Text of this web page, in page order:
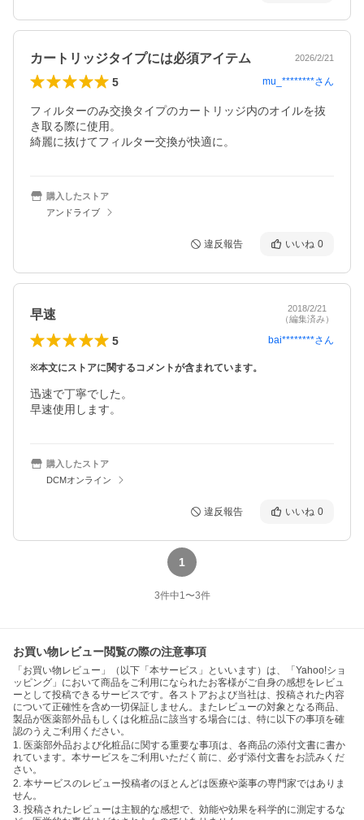
カートリッジタイプには必須アイテム 2026/2/21
5 mu_********さん
フィルターのみ交換タイプのカートリッジ内のオイルを抜
き取る際に使用。
購入したストア
アンドライブ
違反報告 いいね 0
早速
2018/2/21
（編集済み）
5 bai********さん
※本文にストアに関するコメントが含まれています。
迅速で丁寧でした。
早速使用します。
購入したストア
DCMオンライン
違反報告 いいね 0
1
3件中1〜3件
お買い物レビュー閲覧の際の注意事項
「お買い物レビュー」（以下「本サービス」といいます）は、「Yahoo!ショ
ッピング」において商品をご利用になられたお客様がご自身の感想をレビュ
ーとして投稿できるサービスです。各ストアおよび当社は、投稿された内容
について正確性を含め一切保証しません。またレビューの対象となる商品、
製品が医薬部外品もしくは化粧品に該当する場合には、特に以下の事項を確
認のうえご利用ください。
1. 医薬部外品および化粧品に関する重要な事項は、各商品の添付文書に書か
れています。本サービスをご利用いただく前に、必ず添付文書をお読みくだ
さい。
2. 本サービスのレビュー投稿者のほとんどは医療や薬事の専門家ではありま
せん。
3. 投稿されたレビューは主観的な感想で、効能や効果を科学的に測定するな